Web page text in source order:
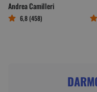
Andrea Camilleri
6,8 (458)